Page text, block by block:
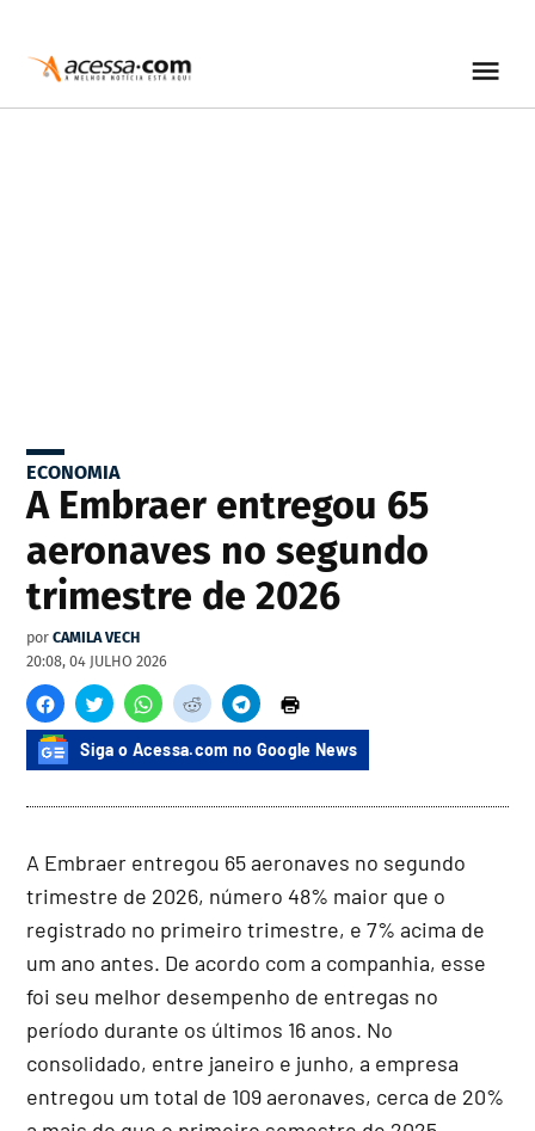
ECONOMIA
A Embraer entregou 65
aeronaves no segundo
trimestre de 2026
por CAMILA VECH
20:08, 04 JULHO 2026
Siga o Acessa.com no Google News
A Embraer entregou 65 aeronaves no segundo
trimestre de 2026, número 48% maior que o
registrado no primeiro trimestre, e 7% acima de
um ano antes. De acordo com a companhia, esse
foi seu melhor desempenho de entregas no
período durante os últimos 16 anos. No
consolidado, entre janeiro e junho, a empresa
entregou um total de 109 aeronaves, cerca de 20%